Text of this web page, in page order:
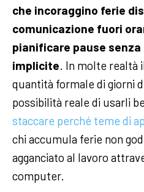
che incoraggino ferie
comunicazione fuori
pianificare pause
implicite. In molte realtà
quantità formale di giorni
possibilità reale di usarli
staccare perché teme di
chi accumula ferie non
agganciato al lavoro
computer.